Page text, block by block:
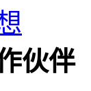
伙伴